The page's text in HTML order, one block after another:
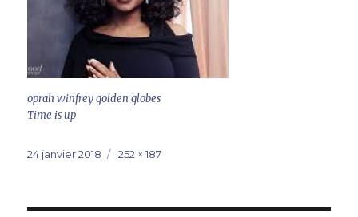
oprah winfrey golden globes
Time is up
Publié
24 janvier 2018
Taille
252 × 187